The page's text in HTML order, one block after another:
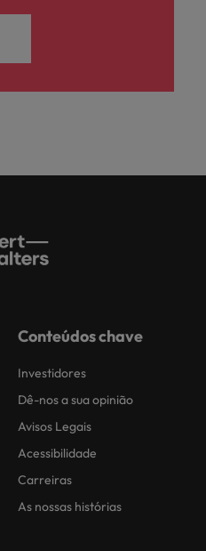
Conteúdos chave
Investidores
Dê-nos a sua opinião
Avisos Legais
Acessibilidade
Carreiras
As nossas histórias